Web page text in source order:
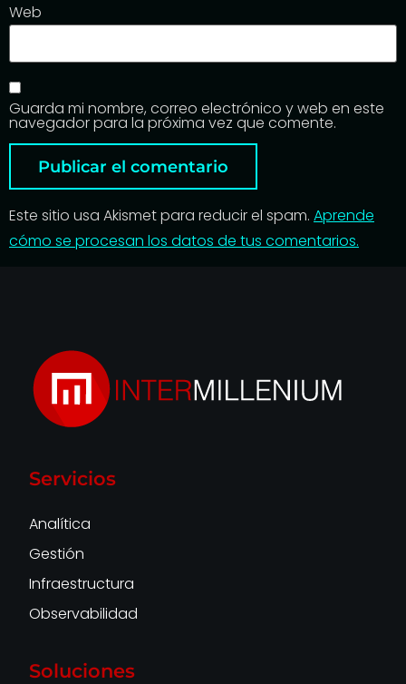
Web
Guarda mi nombre, correo electrónico y web en este
navegador para la próxima vez que comente.
Este sitio usa Akismet para reducir el spam. Aprende
cómo se procesan los datos de tus comentarios.
Servicios
Analítica
Gestión
Infraestructura
Observabilidad
Soluciones